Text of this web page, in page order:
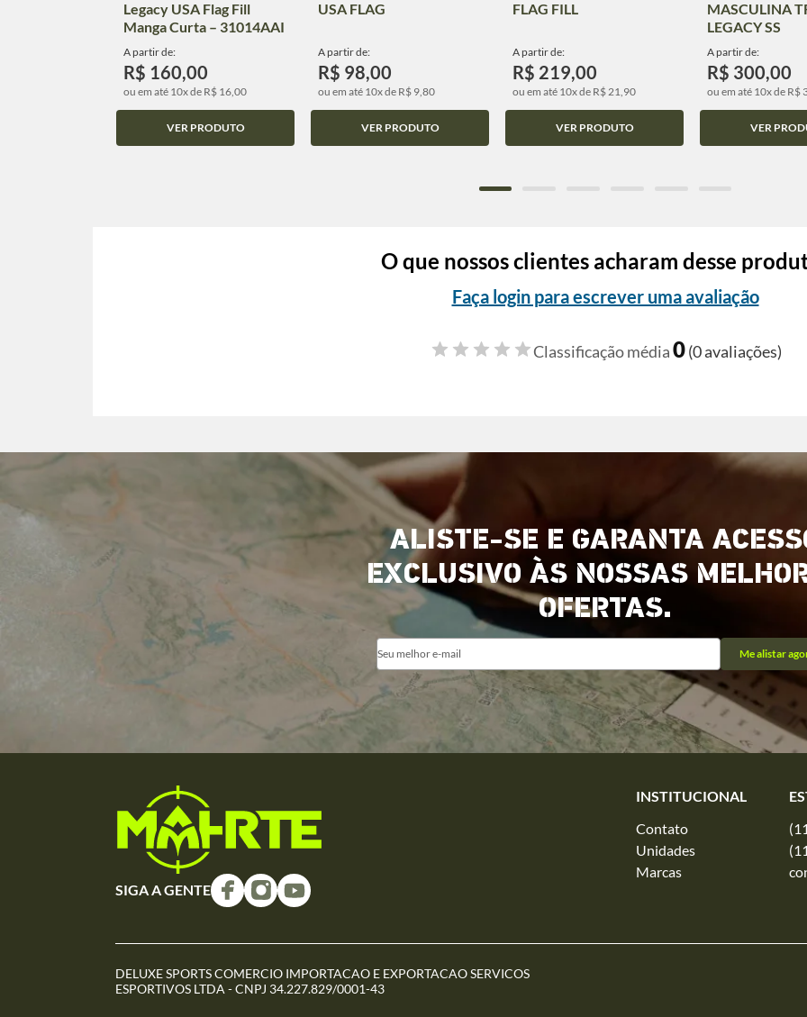
Legacy USA Flag Fill
Manga Curta – 31014AAI
A partir de:
R$ 160,00
ou em até 10x de R$ 16,00
VER PRODUTO
USA FLAG
A partir de:
R$ 98,00
ou em até 10x de R$ 9,80
VER PRODUTO
FLAG FILL
A partir de:
R$ 219,00
ou em até 10x de R$ 21,90
VER PRODUTO
MASCULINA
LEGACY SS
A partir de:
R$ 300,00
ou em até 10x de R$
VER
O que nossos clientes acharam desse
Faça login para escrever uma avaliação
Classificação média0(0 avaliações)
ALISTE-SE E GARANTA
EXCLUSIVO ÀS NOSSAS
OFERTAS.
Me alistar
SIGA A GENTE
INSTITUCIONAL
Contato
Unidades
Marcas
DELUXE SPORTS COMERCIO IMPORTACAO E EXPORTACAO SERVICOS
ESPORTIVOS LTDA - CNPJ 34.227.829/0001-43